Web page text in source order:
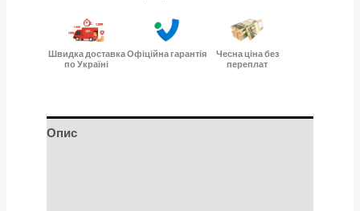
Швидка доставка
по Україні
Офіційна гарантія
Чесна ціна без
переплат
Опис